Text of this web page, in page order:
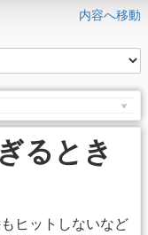
内容へ移動
るとき
ヒットしないなど